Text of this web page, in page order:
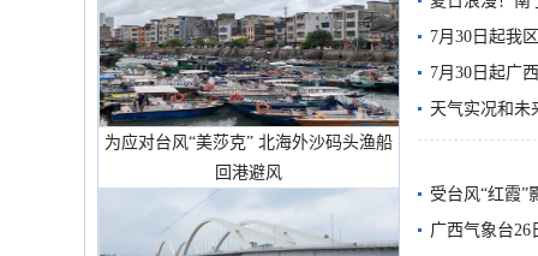
为应对台风“美莎克” 北海外沙码头渔船
回港避风
7月30日起我
7月30日起广
天气实况和未
受台风“红霞”
有较强降雨
广西气象台26